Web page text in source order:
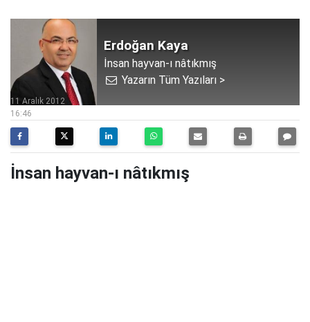
Erdoğan Kaya
İnsan hayvan-ı nâtıkmış
Yazarın Tüm Yazıları >
16:46
11 Aralık 2012
İnsan hayvan-ı nâtıkmış